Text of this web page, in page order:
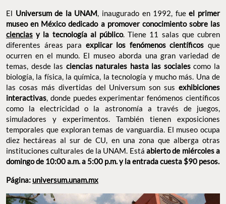
lascienciasy la tecnología al público. Tiene 11 salas que cubren
diferentes áreas paraexplicar los fenómenos científicos que
ocurren en el mundo. El museo aborda una gran variedad de
temas, desde las ciencias naturales hasta las socialescomo la
biología, la física, la química, la tecnología y mucho más. Una de
las cosas más divertidas del Universum son susexhibiciones
interactivas, donde puedes experimentar fenómenos científicos
como la electricidad o la astronomía a través de juegos,
simuladores y experimentos. También tienen exposiciones
temporales que exploran temas de vanguardia. El museo ocupa
diez hectáreas al sur de CU, en una zona que alberga otras
instituciones culturales de la UNAM. Estáabierto de miércoles
a domingo de 10:00 a.m. a 5:00 p.m. y la entrada cuesta $90
pesos.
Página:universum.unam.mx